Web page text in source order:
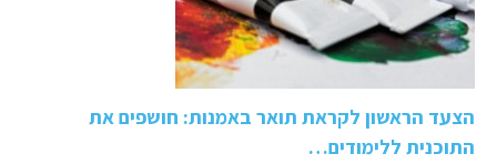
הצעד הראשון לקראת תואר באמנות: חושפים את
התוכנית ללימודים…